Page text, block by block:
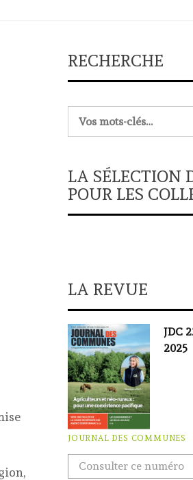
RECHERCHE
LA SÉLECTION
POUR LES
LA REVUE
JDC
2025
JOURNAL DES COMMUNES
Consulter ce numéro